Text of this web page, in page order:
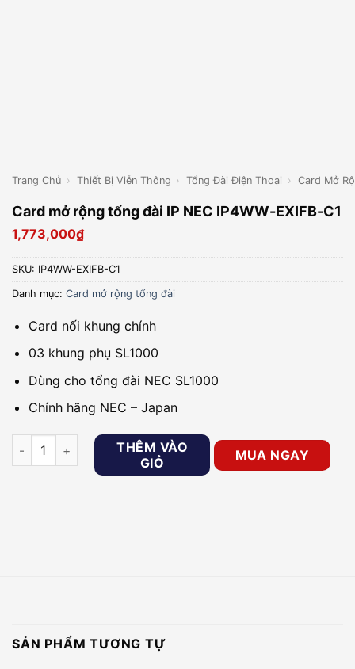
Trang Chủ › Thiết Bị Viễn Thông › Tổng Đài Điện Thoại › Card Mở
Card mở rộng tổng đài IP NEC IP4WW-EXIFB-C1
1,773,000₫
SKU: IP4WW-EXIFB-C1
Danh mục: Card mở rộng tổng đài
Card nối khung chính
03 khung phụ SL1000
Dùng cho tổng đài NEC SL1000
Chính hãng NEC – Japan
Card mở rộng tổng đài IP NEC IP4WW-EXIFB-C1 số lượng
THÊM VÀO
GIỎ
MUA NGAY
SẢN PHẨM TƯƠNG TỰ